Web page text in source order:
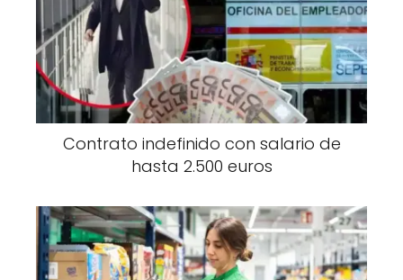
Contrato indefinido con salario de
hasta 2.500 euros